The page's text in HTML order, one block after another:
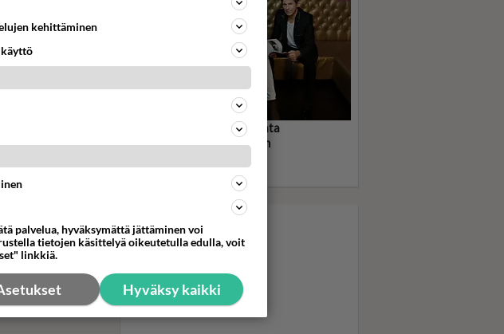
Duran Duran uskalsi meikata
ja tanssia - Pop-ura lentoon
kehittäminen
palvelua, hyväksymättä jättäminen voi
tietojen käsittelyä oikeutetulla edulla, voit
linkkiä.
Hyväksy kaikki